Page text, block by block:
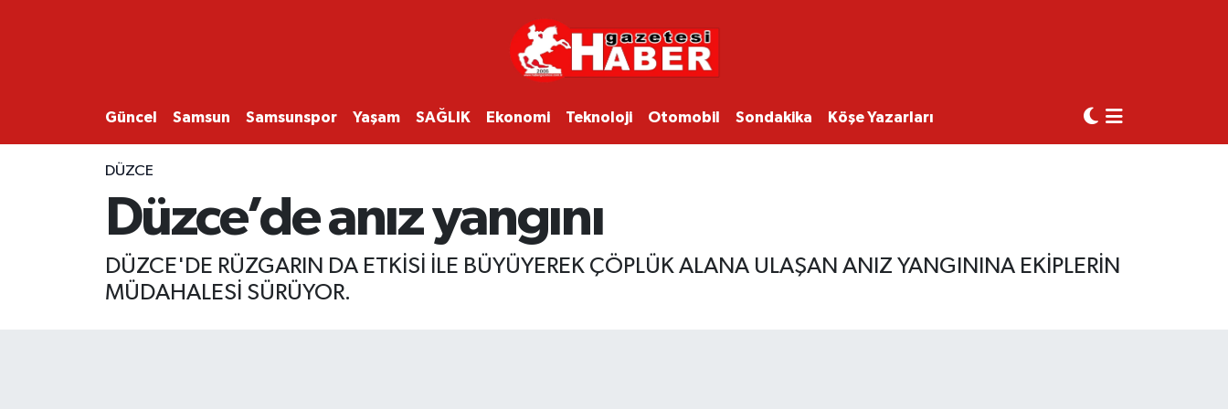
Güncel Samsun Samsunspor Yaşam SAĞLIK Ekonomi Teknoloji Otomobil Sondakika Köşe Yazarları
DÜZCE
Düzce’de anız yangını
DÜZCE'DE RÜZGARIN DA ETKİSİ İLE BÜYÜYEREK ÇÖPLÜK ALANA ULAŞAN ANIZ YANGININA EKİPLERİN
MÜDAHALESİ SÜRÜYOR.
SAMSUN
SAMSUNSPOR
EKONOMİ